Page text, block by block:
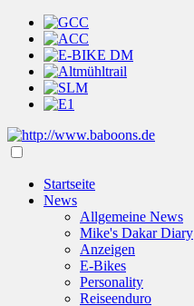
Startseite
News
Allgemeine News
Mike's Dakar Diary
Anzeigen
E-Bikes
Personality
Reiseenduro